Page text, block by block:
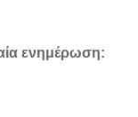
ενημέρωση: